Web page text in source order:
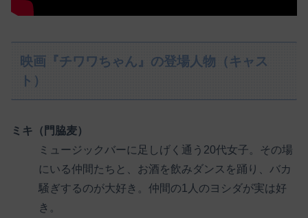
映画『チワワちゃん』の登場人物（キャス
ト）
ミキ（門脇麦）
ミュージックバーに足しげく通う20代女子。その場
にいる仲間たちと、お酒を飲みダンスを踊り、バカ
騒ぎするのが大好き。仲間の1人のヨシダが実は好
き。